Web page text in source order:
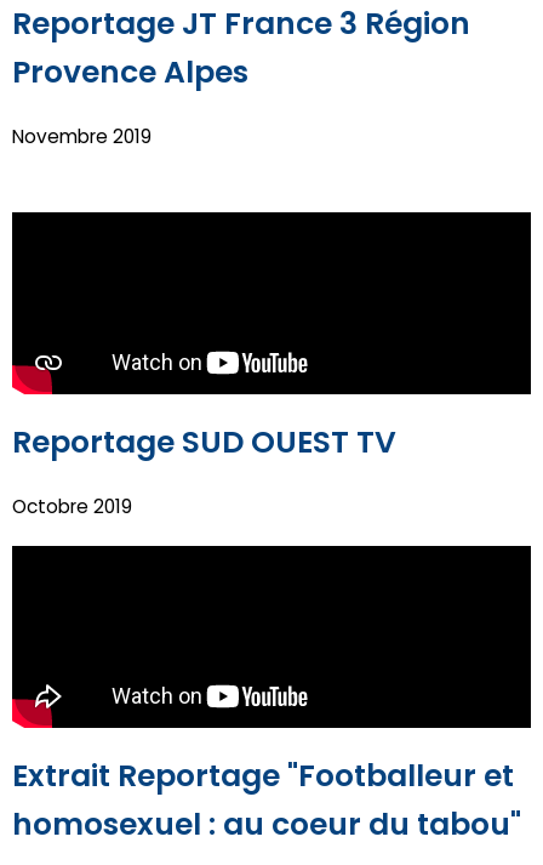
Reportage JT France 3 Région
Provence Alpes
Novembre 2019
Reportage SUD OUEST TV
Octobre 2019
Extrait Reportage "Footballeur et
homosexuel : au coeur du tabou"